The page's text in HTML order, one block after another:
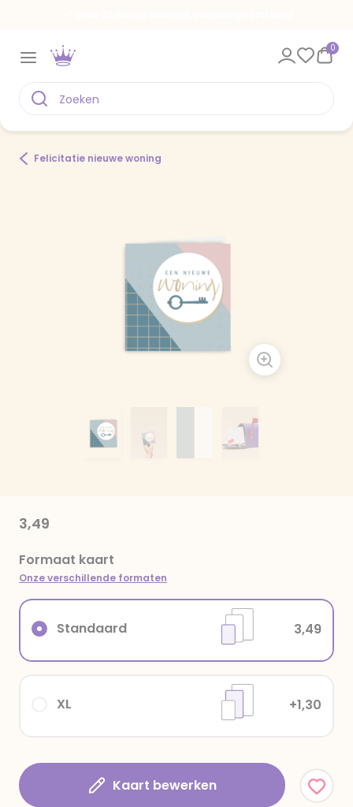
0
Felicitatie nieuwe woning
3,49
Formaat kaart
Onze verschillende formaten
XL +1,30
Standaard 3,49
Kaart bewerken